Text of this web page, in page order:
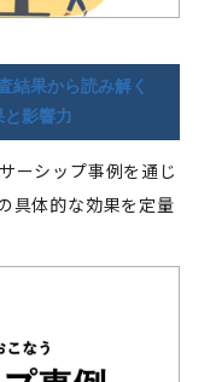
結果から読み解く
影響力
ーシップ事例を通じ
具体的な効果を定量